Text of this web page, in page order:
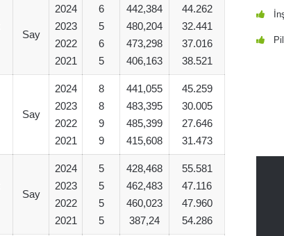
Say
2024
2023
2022
2021
6
5
6
5
442,384
480,204
473,298
406,163
44.262
32.441
37.016
38.521
Say
2024
2023
2022
2021
8
8
9
9
441,055
483,395
485,399
415,608
45.259
30.005
27.646
31.473
Say
2024
2023
2022
2021
5
5
5
5
428,468
462,483
460,023
387,24
55.581
47.116
47.960
54.286